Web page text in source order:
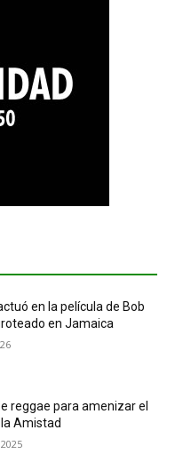
en la película de Bob
en Jamaica
reggae para amenizar el
Amistad